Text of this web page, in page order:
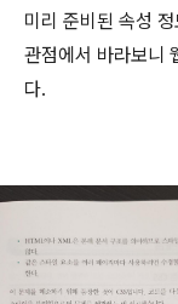
미리 준비된 속성
관점에서 바라보니
다.